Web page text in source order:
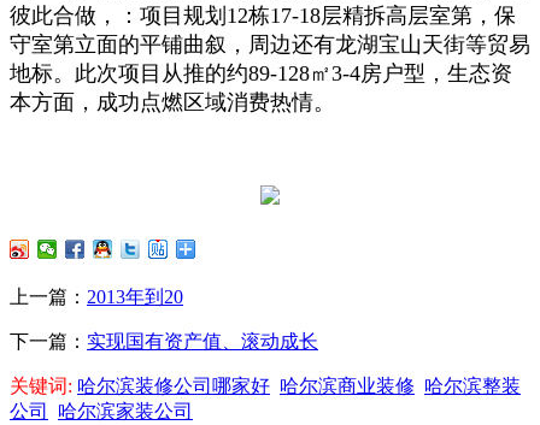
彼此合做，：项目规划12栋17-18层精拆高层室第，保
守室第立面的平铺曲叙，周边还有龙湖宝山天街等贸易
地标。此次项目从推的约89-128㎡3-4房户型，生态资
本方面，成功点燃区域消费热情。
上一篇： 2013年到20
下一篇： 实现国有资产值、滚动成长
关键词: 哈尔滨装修公司哪家好 哈尔滨商业装修 哈尔滨整装
公司
哈尔滨家装公司